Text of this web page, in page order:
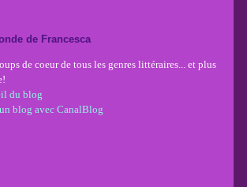
de Francesca
de coeur de tous les genres littéraires... et plus
du blog
blog avec CanalBlog